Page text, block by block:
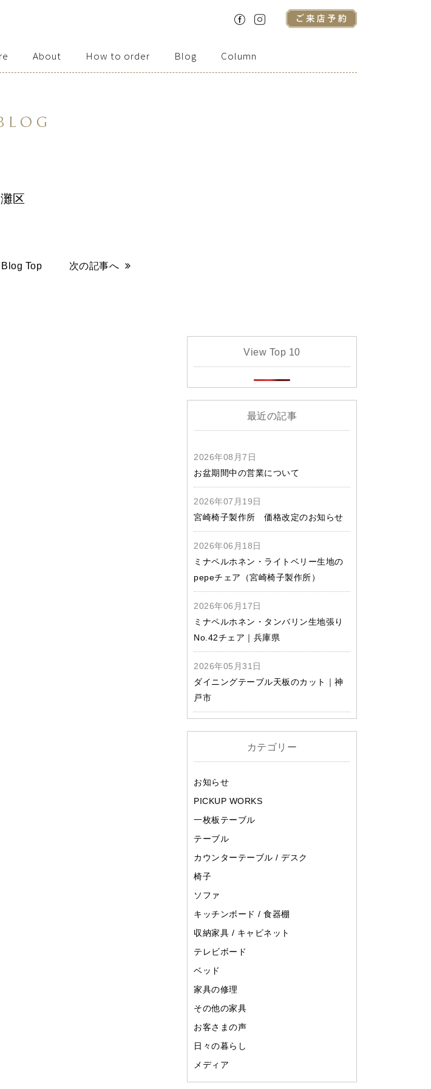
About How to order Blog
Column
区
Blog Top 次の記事へ
View Top 10
最近の記事
2026年08月7日
お盆期間中の営業について
2026年07月19日
宮崎椅子製作所 価格改定のお知らせ
2026年06月18日
ミナペルホネン・ライトベリー生地の
pepeチェア（宮崎椅子製作所）
2026年06月17日
ミナペルホネン・タンバリン生地張り
No.42チェア｜兵庫県
2026年05月31日
ダイニングテーブル天板のカット｜神
戸市
カテゴリー
お知らせ
PICKUP WORKS
一枚板テーブル
テーブル
カウンターテーブル / デスク
椅子
ソファ
キッチンボード / 食器棚
収納家具 / キャビネット
テレビボード
ベッド
家具の修理
その他の家具
お客さまの声
日々の暮らし
メディア